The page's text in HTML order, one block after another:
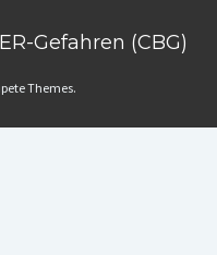
Gefahren (CBG)
Themes.